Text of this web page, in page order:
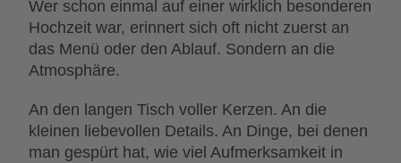
Wer schon einmal auf einer wirklich besonderen
Hochzeit war, erinnert sich oft nicht zuerst an
das Menü oder den Ablauf. Sondern an die
Atmosphäre.
An den langen Tisch voller Kerzen. An die
kleinen liebevollen Details. An Dinge, bei denen
man gespürt hat, wie viel Aufmerksamkeit in